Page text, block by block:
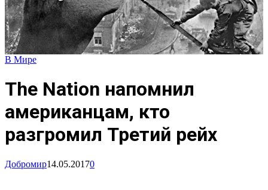
В Мире
The Nation напомнил
американцам, кто
разгромил Третий рейх
Добромир14.05.20170